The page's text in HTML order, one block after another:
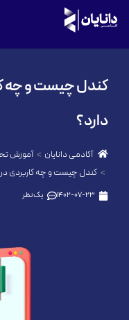
کندل چیست و چه
دارد؟
آکادمی دانایان
آموزش
کندل چیست و چه کاربردی در
1402-07-23 یک نظر